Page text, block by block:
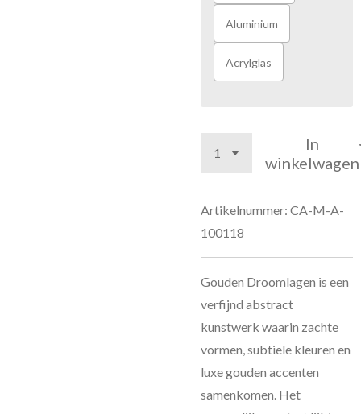
Aluminium
Acrylglas
In
winkelwagen
Artikelnummer: CA-M-A-
100118
Gouden Droomlagen is een
verfijnd abstract
kunstwerk waarin zachte
vormen, subtiele kleuren en
luxe gouden accenten
samenkomen. Het